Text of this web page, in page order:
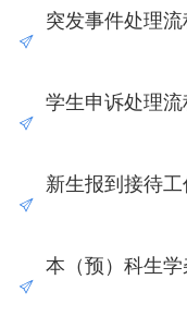
突发事件处理流
学生申诉处理流
新生报到接待工
本（预）科生